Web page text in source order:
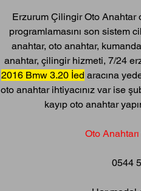
Erzurum Çilingir Oto Anahtar
programlamasını son sistem
anahtar, oto anahtar,
anahtar, çilingir hizmeti, 7/24
2016 Bmw 3.20 İed aracına
oto anahtar ihtiyacınız var ise
kayıp oto anahtar
Oto
0544